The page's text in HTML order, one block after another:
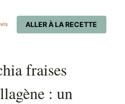
ALLER À LA RECETTE
fraises
: un